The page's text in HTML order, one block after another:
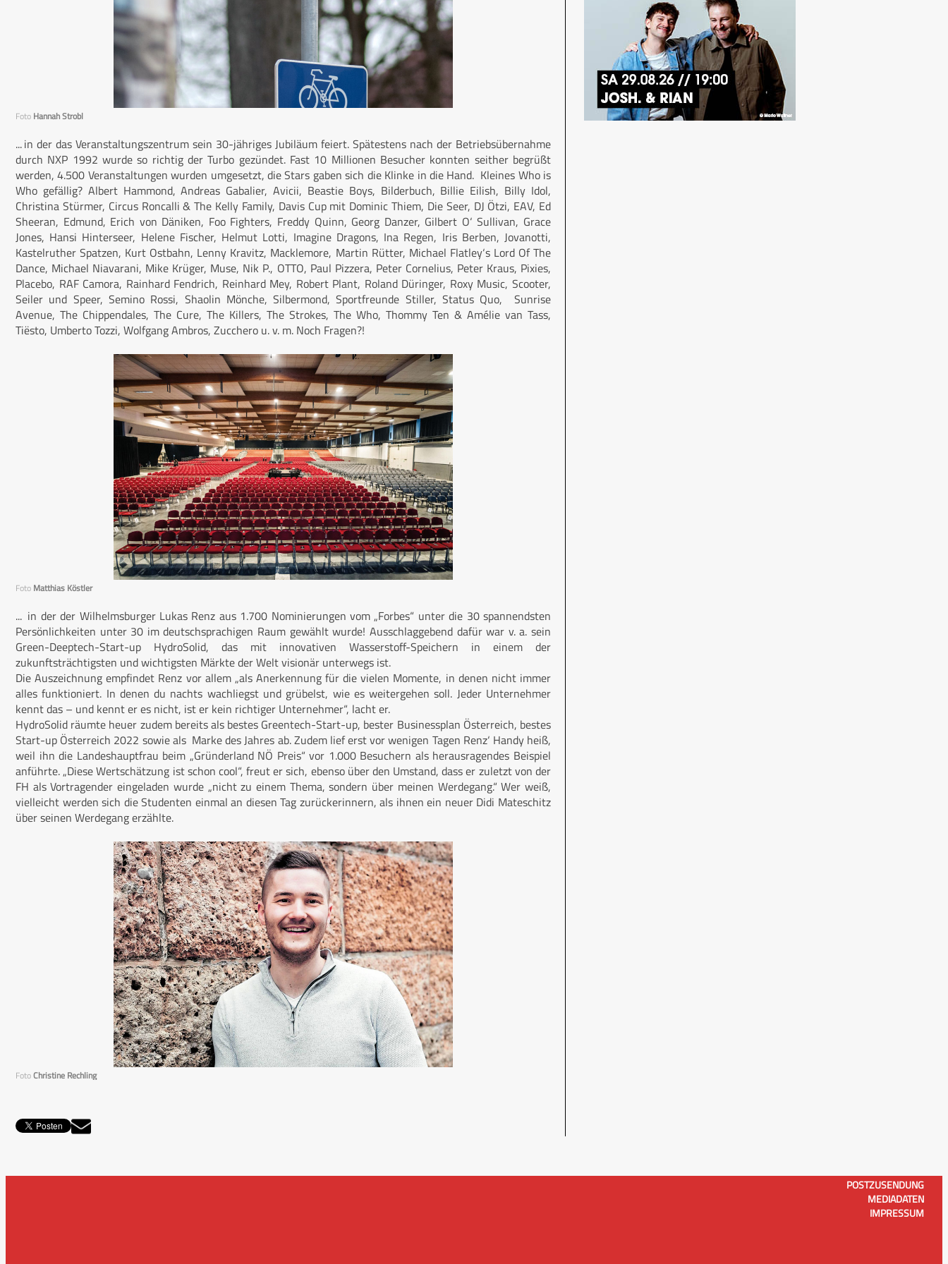
Foto Hannah Strobl
... in der das Veranstaltungszentrum sein 30-jähriges Jubiläum feiert. Spätestens nach der Betriebsübernahme
durch NXP 1992 wurde so richtig der Turbo gezündet. Fast 10 Millionen Besucher konnten seither begrüßt
werden, 4.500 Veranstaltungen wurden umgesetzt, die Stars gaben sich die Klinke in die Hand. Kleines Who is
Who gefällig? Albert Hammond, Andreas Gabalier, Avicii, Beastie Boys, Bilderbuch, Billie Eilish, Billy Idol,
Christina Stürmer, Circus Roncalli & The Kelly Family, Davis Cup mit Dominic Thiem, Die Seer, DJ Ötzi, EAV, Ed
Sheeran, Edmund, Erich von Däniken, Foo Fighters, Freddy Quinn, Georg Danzer, Gilbert O‘ Sullivan, Grace
Jones, Hansi Hinterseer, Helene Fischer, Helmut Lotti, Imagine Dragons, Ina Regen, Iris Berben, Jovanotti,
Kastelruther Spatzen, Kurt Ostbahn, Lenny Kravitz, Macklemore, Martin Rütter, Michael Flatley‘s Lord Of The
Dance, Michael Niavarani, Mike Krüger, Muse, Nik P., OTTO, Paul Pizzera, Peter Cornelius, Peter Kraus, Pixies,
Placebo, RAF Camora, Rainhard Fendrich, Reinhard Mey, Robert Plant, Roland Düringer, Roxy Music, Scooter,
Seiler und Speer, Semino Rossi, Shaolin Mönche, Silbermond, Sportfreunde Stiller, Status Quo, Sunrise
Avenue, The Chippendales, The Cure, The Killers, The Strokes, The Who, Thommy Ten & Amélie van Tass,
Tiësto, Umberto Tozzi, Wolfgang Ambros, Zucchero u. v. m. Noch Fragen?!
Foto Matthias Köstler
... in der der Wilhelmsburger Lukas Renz aus 1.700 Nominierungen vom „Forbes“ unter die 30 spannendsten
Persönlichkeiten unter 30 im deutschsprachigen Raum gewählt wurde! Ausschlaggebend dafür war v. a. sein
Green-Deeptech-Start-up HydroSolid, das mit innovativen Wasserstoff-Speichern in einem der
zukunftsträchtigsten und wichtigsten Märkte der Welt visionär unterwegs ist.
Die Auszeichnung empfindet Renz vor allem „als Anerkennung für die vielen Momente, in denen nicht immer
alles funktioniert. In denen du nachts wachliegst und grübelst, wie es weitergehen soll. Jeder Unternehmer
kennt das – und kennt er es nicht, ist er kein richtiger Unternehmer“, lacht er.
HydroSolid räumte heuer zudem bereits als bestes Greentech-Start-up, bester Businessplan Österreich, bestes
Start-up Österreich 2022 sowie als Marke des Jahres ab. Zudem lief erst vor wenigen Tagen Renz‘ Handy heiß,
weil ihn die Landeshauptfrau beim „Gründerland NÖ Preis“ vor 1.000 Besuchern als herausragendes Beispiel
anführte. „Diese Wertschätzung ist schon cool“, freut er sich, ebenso über den Umstand, dass er zuletzt von der
FH als Vortragender eingeladen wurde „nicht zu einem Thema, sondern über meinen Werdegang.“ Wer weiß,
vielleicht werden sich die Studenten einmal an diesen Tag zurückerinnern, als ihnen ein neuer Didi Mateschitz
über seinen Werdegang erzählte.
FotoChristine Rechling
POSTZUSENDUNG
MEDIADATEN
IMPRESSUM